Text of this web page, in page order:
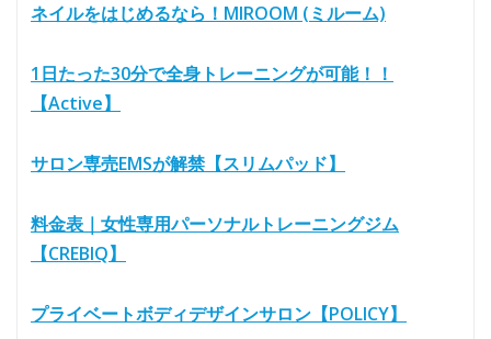
ネイルをはじめるなら！MIROOM (ミルーム)
1日たった30分で全身トレーニングが可能！！
【Active】
サロン専売EMSが解禁【スリムパッド】
料金表｜女性専用パーソナルトレーニングジム
【CREBIQ】
プライベートボディデザインサロン【POLICY】